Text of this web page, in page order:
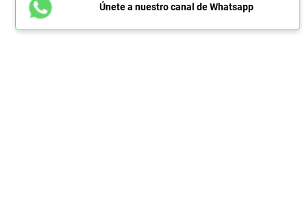
Únete a nuestro canal de Whatsapp